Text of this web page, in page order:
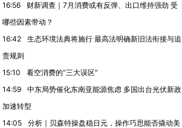
16:56
财新调查｜7月消费或有反弹、出口维持强劲 受
哪些因素带动？
16:42
生态环境法典将施行 最高法明确新旧法衔接与追
责规则
15:10
看空消费的“三大误区”
14:59
中东局势催化东南亚能源焦虑 多国出台光伏新政
加速转型
14:05
分析｜贝森特操盘稳日元，操作巧思能否撬动美